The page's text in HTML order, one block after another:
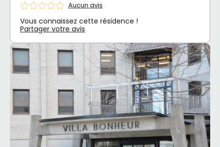
Aucun avis
Vous connaissez cette résidence !
Partager votre avis